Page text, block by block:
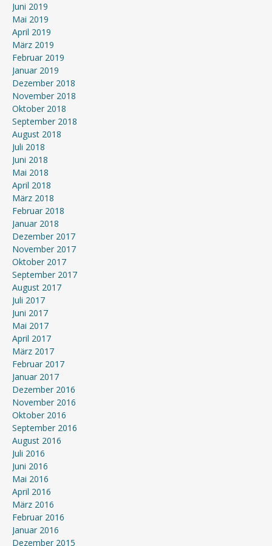
Juni 2019
Mai 2019
April 2019
März 2019
Februar 2019
Januar 2019
Dezember 2018
November 2018
Oktober 2018
September 2018
August 2018
Juli 2018
Juni 2018
Mai 2018
April 2018
März 2018
Februar 2018
Januar 2018
Dezember 2017
November 2017
Oktober 2017
September 2017
August 2017
Juli 2017
Juni 2017
Mai 2017
April 2017
März 2017
Februar 2017
Januar 2017
Dezember 2016
November 2016
Oktober 2016
September 2016
August 2016
Juli 2016
Juni 2016
Mai 2016
April 2016
März 2016
Februar 2016
Januar 2016
Dezember 2015